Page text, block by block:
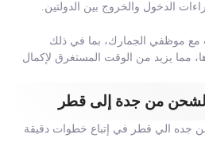
مع موظفي الجمارك، بما في ذلك
مما يزيد من الوقت المستغرق لإكمال
من جدة إلى قطر
جده الي قطر في إتباع خطوات دقيقة